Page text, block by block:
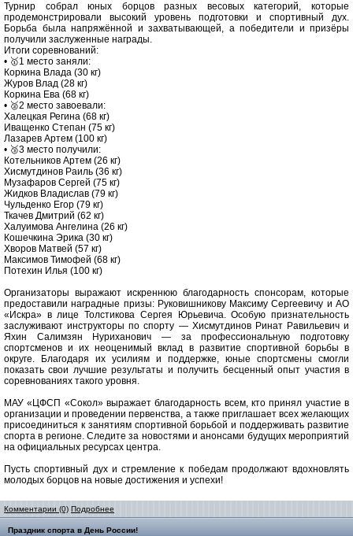
Турнир собрал юных борцов разных весовых категорий, которые
продемонстрировали высокий уровень подготовки и спортивный дух.
Борьба была напряжённой и захватывающей, а победители и призёры
получили заслуженные награды.
Итоги соревнований:
• 🥇1 место заняли:
Коркина Влада (30 кг)
Журов Влад (28 кг)
Коркина Ева (68 кг)
• 🥈2 место завоевали:
Халецкая Регина (68 кг)
Иващенко Степан (75 кг)
Лазарев Артем (100 кг)
• 🥉3 место получили:
Котельников Артем (26 кг)
Хисмутдинов Раиль (36 кг)
Музафаров Сергей (75 кг)
Жидков Владислав (79 кг)
Чульденко Егор (79 кг)
Ткачев Дмитрий (62 кг)
Халуимова Ангелина (26 кг)
Кошечкина Эрика (30 кг)
Хворов Матвей (57 кг)
Максимов Тимофей (68 кг)
Потехин Илья (100 кг)
Организаторы выражают искреннюю благодарность спонсорам, которые
предоставили наградные призы: Руковишникову Максиму Сергеевичу и АО
«Искра» в лице Толстикова Сергея Юрьевича. Особую признательность
заслуживают инструкторы по спорту — Хисмутдинов Ринат Равильевич и
Яхин Салимзян Нуриханович — за профессиональную подготовку
спортсменов и их неоценимый вклад в развитие спортивной борьбы в
округе. Благодаря их усилиям и поддержке, юные спортсмены смогли
показать свои лучшие результаты и получить бесценный опыт участия в
соревнованиях такого уровня.
МАУ «ЦФСП «Сокол» выражает благодарность всем, кто принял участие в
организации и проведении первенства, а также приглашает всех желающих
присоединиться к занятиям спортивной борьбой и поддерживать развитие
спорта в регионе. Следите за новостями и анонсами будущих мероприятий
на официальных ресурсах центра.
Пусть спортивный дух и стремление к победам продолжают вдохновлять
молодых борцов на новые достижения и успехи!
Комментарии (0) Подробнее
Праздник спорта в День России!